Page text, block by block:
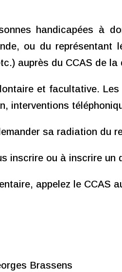
handicapées à
ou du représentant
auprès du CCAS de la
et facultative.
interventions
sa radiation du
inscrire ou à inscrire
appelez le CCAS
Brassens